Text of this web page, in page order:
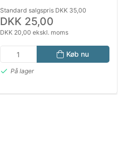
Standard salgspris DKK 35,00
DKK 25,00
DKK 20,00 ekskl. moms
Køb nu
På lager